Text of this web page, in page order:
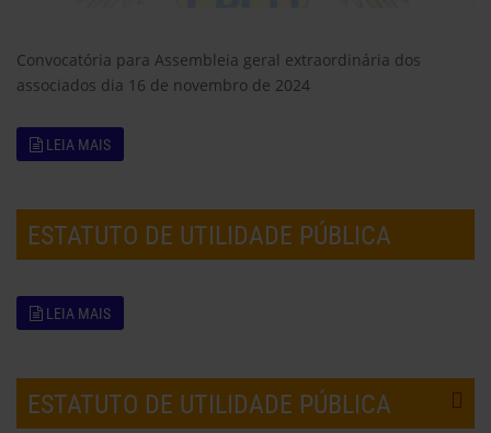
Convocatória para Assembleia geral extraordinária dos
associados dia 16 de novembro de 2024
LEIA MAIS
ESTATUTO DE UTILIDADE PÚBLICA
LEIA MAIS
ESTATUTO DE UTILIDADE PÚBLICA